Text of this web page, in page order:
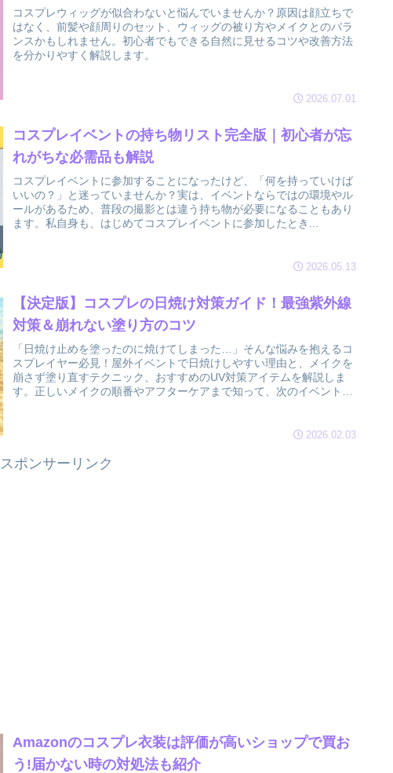
コスプレウィッグが似合わないと悩んでいませんか？原因は顔立ちで
はなく、前髪や顔周りのセット、ウィッグの被り方やメイクとのバラ
ンスかもしれません。初心者でもできる自然に見せるコツや改善方法
を分かりやすく解説します。
2026.07.01
コスプレイベントの持ち物リスト完全版｜初心者が忘
れがちな必需品も解説
コスプレイベントに参加することになったけど、「何を持っていけば
いいの？」と迷っていませんか？実は、イベントならではの環境やル
ールがあるため、普段の撮影とは違う持ち物が必要になることもあり
ます。私自身も、はじめてコスプレイベントに参加したとき...
2026.05.13
【決定版】コスプレの日焼け対策ガイド！最強紫外線
対策＆崩れない塗り方のコツ
「日焼け止めを塗ったのに焼けてしまった…」そんな悩みを抱えるコ
スプレイヤー必見！屋外イベントで日焼けしやすい理由と、メイクを
崩さず塗り直すテクニック、おすすめのUV対策アイテムを解説しま
す。正しいメイクの順番やアフターケアまで知って、次のイベントを
2026.02.03
スポンサーリンク
Amazonのコスプレ衣装は評価が高いショップで買お
う!届かない時の対処法も紹介